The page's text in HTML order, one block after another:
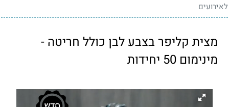
לאירועים
מצית קליפר בצבע לבן כולל חריטה -
מינימום 50 יחידות